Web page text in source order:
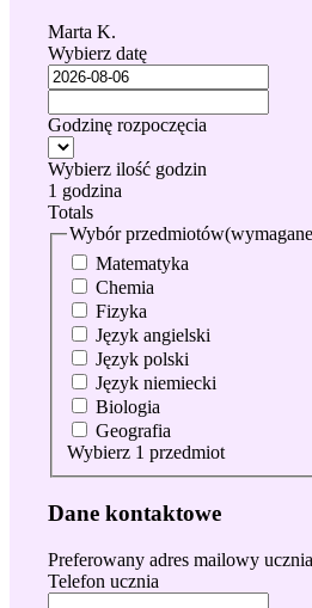
Marta K.
Wybierz datę
Godzinę rozpoczęcia
Wybierz ilość godzin
1 godzina
Totals
Wybór przedmiotów
Matematyka
Chemia
Fizyka
Język angielski
Język polski
Język niemiecki
Biologia
Geografia
Wybierz 1 przedmiot
Dane kontaktowe
Preferowany adres mailowy
Telefon ucznia